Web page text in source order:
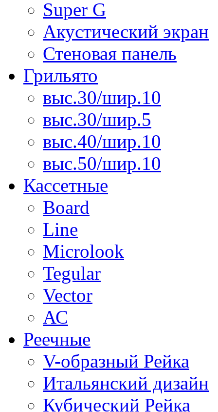
Super G
Акустический экран
Стеновая панель
Грильято
выс.30/шир.10
выс.30/шир.5
выс.40/шир.10
выс.50/шир.10
Кассетные
Board
Line
Microlook
Tegular
Vector
АС
Реечные
V-образный Рейка
Итальянский дизайн
Кубический Рейка